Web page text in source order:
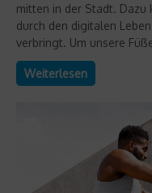
mitten in der Stadt. Dazu
durch den digitalen
verbringt. Um unsere
Weiterlesen